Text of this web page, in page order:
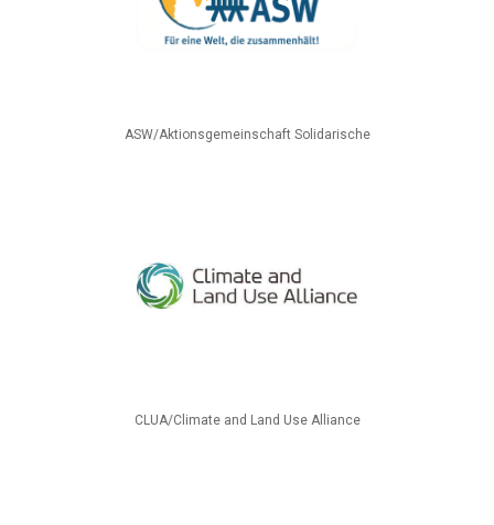
ASW/Aktionsgemeinschaft Solidarische
CLUA/Climate and Land Use Alliance